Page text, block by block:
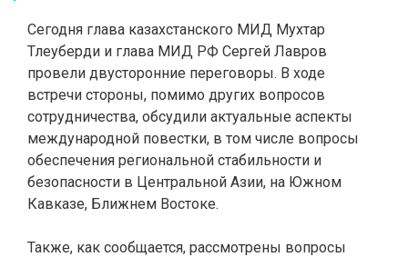
Сегодня глава казахстанского МИД Мухтар
Тлеуберди и глава МИД РФ Сергей Лавров
провели двусторонние переговоры. В ходе
встречи стороны, помимо других вопросов
сотрудничества, обсудили актуальные аспекты
международной повестки, в том числе вопросы
обеспечения региональной стабильности и
безопасности в Центральной Азии, на Южном
Кавказе, Ближнем Востоке.
Также, как сообщается, рассмотрены вопросы